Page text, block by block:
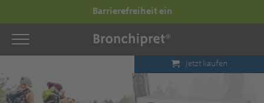
Barrierefreiheit ein
Jetzt kaufen